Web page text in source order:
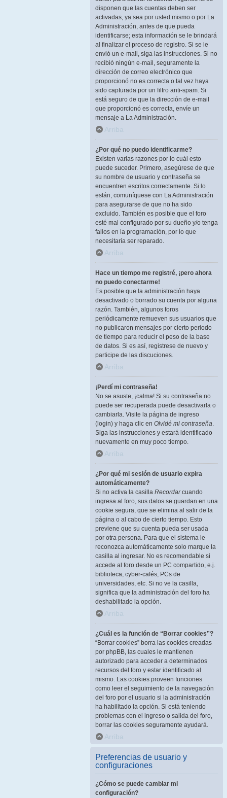
disponen que las cuentas deben ser
activadas, ya sea por usted mismo o por La
Administración, antes de que pueda
identificarse; esta información se le brindará
al finalizar el proceso de registro. Si se le
envió un e-mail, siga las instrucciones. Si no
recibió ningún e-mail, seguramente la
dirección de correo electrónico que
proporcionó no es correcta o tal vez haya
sido capturada por un filtro anti-spam. Si
está seguro de que la dirección de e-mail
que proporcionó es correcta, envíe un
mensaje a La Administración.
Arriba
¿Por qué no puedo identificarme?
Existen varias razones por lo cuál esto
puede suceder. Primero, asegúrese de que
su nombre de usuario y contraseña se
encuentren escritos correctamente. Si lo
están, comuníquese con La Administración
para asegurarse de que no ha sido
excluido. También es posible que el foro
esté mal configurado por su dueño y/o tenga
fallos en la programación, por lo que
necesitaría ser reparado.
Arriba
Hace un tiempo me registré, ¡pero ahora
no puedo conectarme!
Es posible que la administración haya
desactivado o borrado su cuenta por alguna
razón. También, algunos foros
periódicamente remueven sus usuarios que
no publicaron mensajes por cierto periodo
de tiempo para reducir el peso de la base
de datos. Si es así, registrese de nuevo y
participe de las discuciones.
Arriba
¡Perdí mi contraseña!
No se asuste, ¡calma! Si su contraseña no
puede ser recuperada puede desactivarla o
cambiarla. Visite la página de ingreso
(login) y haga clic en Olvidé mi contraseña.
Siga las instrucciones y estará identificado
nuevamente en muy poco tiempo.
Arriba
¿Por qué mi sesión de usuario expira
automáticamente?
Si no activa la casilla Recordarcuando
ingresa al foro, sus datos se guardan en una
cookie segura, que se elimina al salir de la
página o al cabo de cierto tiempo. Esto
previene que su cuenta pueda ser usada
por otra persona. Para que el sistema le
reconozca automáticamente solo marque la
casilla al ingresar. No es recomendable si
accede al foro desde un PC compartido, e.j.
biblioteca, cyber-cafés, PCs de
universidades, etc. Si no ve la casilla,
significa que la administración del foro ha
deshabilitado la opción.
Arriba
¿Cuál es la función de “Borrar cookies”?
“Borrar cookies” borra las cookies creadas
por phpBB, las cuales le mantienen
autorizado para acceder a determinados
recursos del foro y estar identificado al
mismo. Las cookies proveen funciones
como leer el seguimiento de la navegación
del foro por el usuario si la administración
ha habilitado la opción. Si está teniendo
problemas con el ingreso o salida del foro,
borrar las cookies seguramente ayudará.
Arriba
Preferencias de usuario y
configuraciones
¿Cómo se puede cambiar mi
configuración?